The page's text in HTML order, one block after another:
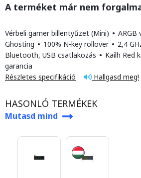
A terméket már nem
Vérbeli gamer billentyűzet (Mini) • ARGB
Ghosting • 100% N-key rollover • 2,4
Bluetooth, USB csatlakozás • Kailh Red
garancia
Részletes specifikáció
Hallgasd meg!
HASONLÓ TERMÉKEK
Mutasd mind